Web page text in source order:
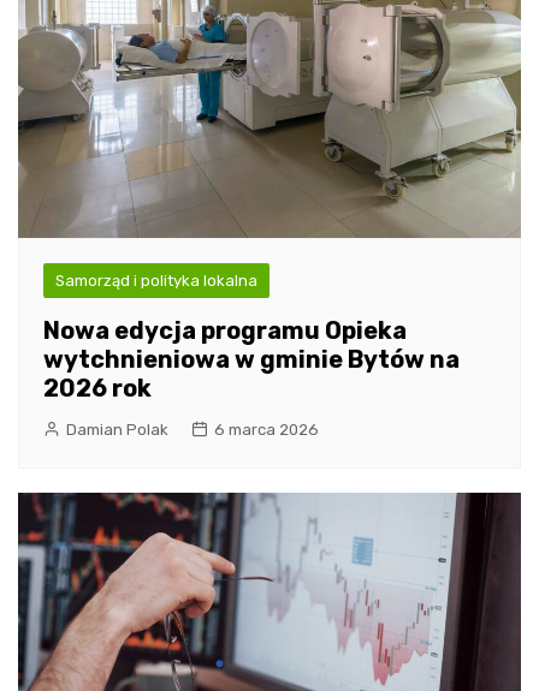
Samorząd i polityka lokalna
Nowa edycja programu Opieka
wytchnieniowa w gminie Bytów na
2026 rok
Damian Polak 6 marca 2026